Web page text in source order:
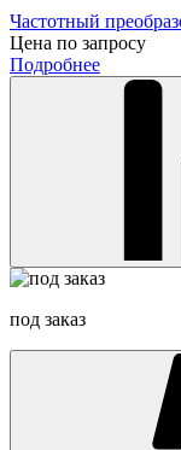
Частотный
Цена по запросу
Подробнее
под заказ